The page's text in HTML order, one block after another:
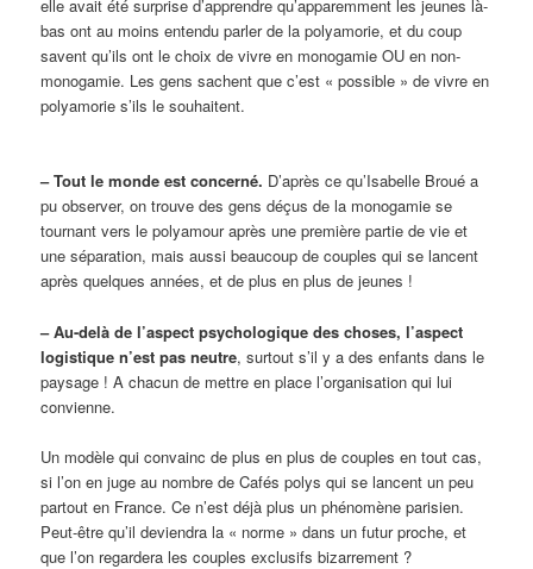
elle avait été surprised’apprendre qu’apparemment les jeunes là-
bas ont au moins entendu parler de la polyamorie, et du coup
savent qu’ils ont le choix de vivre en monogamie OU en non-
monogamie. Les gens sachent que c’est « possible » de vivre en
polyamorie s’ils le souhaitent.
– Tout le monde est concerné. D’après ce qu’Isabelle Broué a
pu observer, on trouve des gens déçus de la monogamie se
tournant vers le polyamour après une première partie de vie et
une séparation, mais aussi beaucoup de couples qui se lancent
après quelques années, et de plus en plus de jeunes !
– Au-delà de l’aspect psychologique des choses, l’aspect
logistique n’est pas neutre, surtout s’il y a des enfants dans le
paysage ! A chacun de mettre en place l’organisation qui lui
convienne.
Un modèle qui convainc de plus en plus de couples en tout cas,
si l’on en juge au nombre de Cafés polys qui se lancent un peu
partout en France. Ce n’est déjà plus un phénomène parisien.
Peut-être qu’il deviendra la « norme » dans un futur proche, et
que l’on regardera les couples exclusifs bizarrement ?